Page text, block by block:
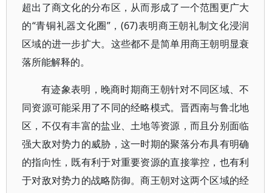
超出了商文化的分布区，从而形成了一个范围更广大
的“青铜礼器文化圈”，(67)表明商王朝礼制文化浸润
区域的进一步扩大。这些都不是简单用商王朝明显衰
落所能解释的。
有迹象表明，晚商时期商王朝针对不同区域、不
同资源可能采用了不同的经略模式。晋西南与鲁北地
区，不仅有丰富的盐业、土地等资源，而且分别面临
强大敌对势力的威胁，这一时期的聚落分布具有明确
的指向性，既有利于对重要资源的直接掌控，也有利
于对敌对势力的战略防御。商王朝对这两个区域的经